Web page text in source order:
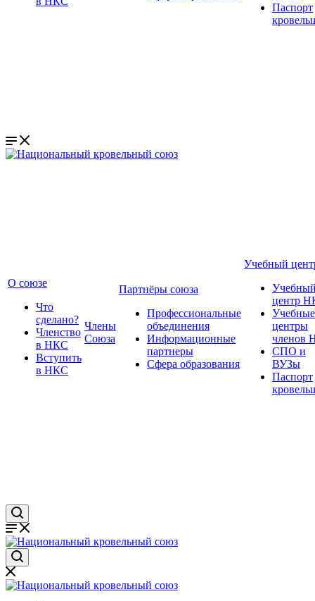
Паспорт
О союзе
Что
сделано?
Членство
в НКС
Вступить
в НКС
Члены
Союза
Партнёры союза
Профессиональные
объединения
Информационные
партнеры
Сфера образования
Учебный
центр
Учебные
центры
членов
СПО и
ВУЗы
Паспорт